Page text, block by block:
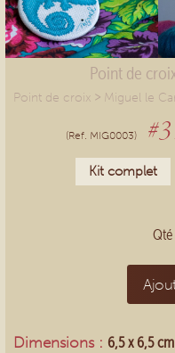
Point de
Point de croix > Miguel le
(Ref. MIG0003)
Kit complet
Dimensions : 6,5 x 6,5 cm
Qté